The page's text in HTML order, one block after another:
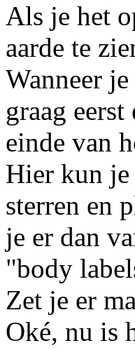
Als je het
aarde te
Wanneer
graag
einde van
Hier kun je
sterren en
je er dan
"body
Zet je er
Oké, nu is